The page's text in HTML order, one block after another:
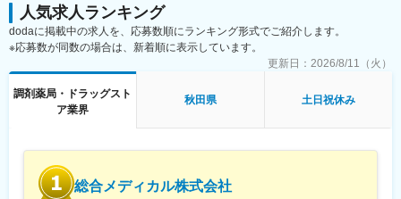
医療・サービスの提供を行っております。
調剤薬局事業では全国472店舗を展開、医薬品ネットワーク加盟
件数は47都道府県で約11,678件（2025年11月末）を全国各地で
事業を展開しています。
■就業環境：
残業は月平均15時間程度なので、ワークライフバランスを重視す
も実現可能です。
産休・育休取得後の復帰率も約98％など、高い定着率が特徴で、
長期的な就業が可能です。
・AWSベースの新規システム、データ連携基盤の設計・構築
・Salesforceを軸とした顧客データ管理の設計・意思決定
・マイクロサービス/モジュラーモノリスなどのアーキテクチャ選
・ベンダーコントロール、開発プロセス（CI/CD, IaC）の改善
・バックエンド/フロントエンドの実装（自ら手を動かす実装含
Backend: Python
Frontend: React (SPA)
人気求人ランキング
dodaに掲載中の求人を、応募数順にランキング形式でご紹介します。
※応募数が同数の場合は、新着順に表示しています。
更新日： 2026/8/11（火）
調剤薬局・ドラッグスト
ア業界
秋田県 土日祝休み
総合メディカル株式会社